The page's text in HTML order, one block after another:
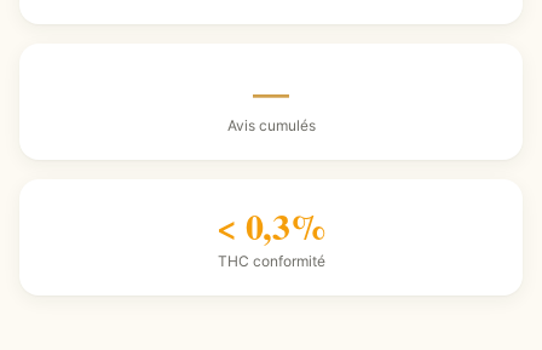
—
Avis cumulés
< 0,3%
THC conformité